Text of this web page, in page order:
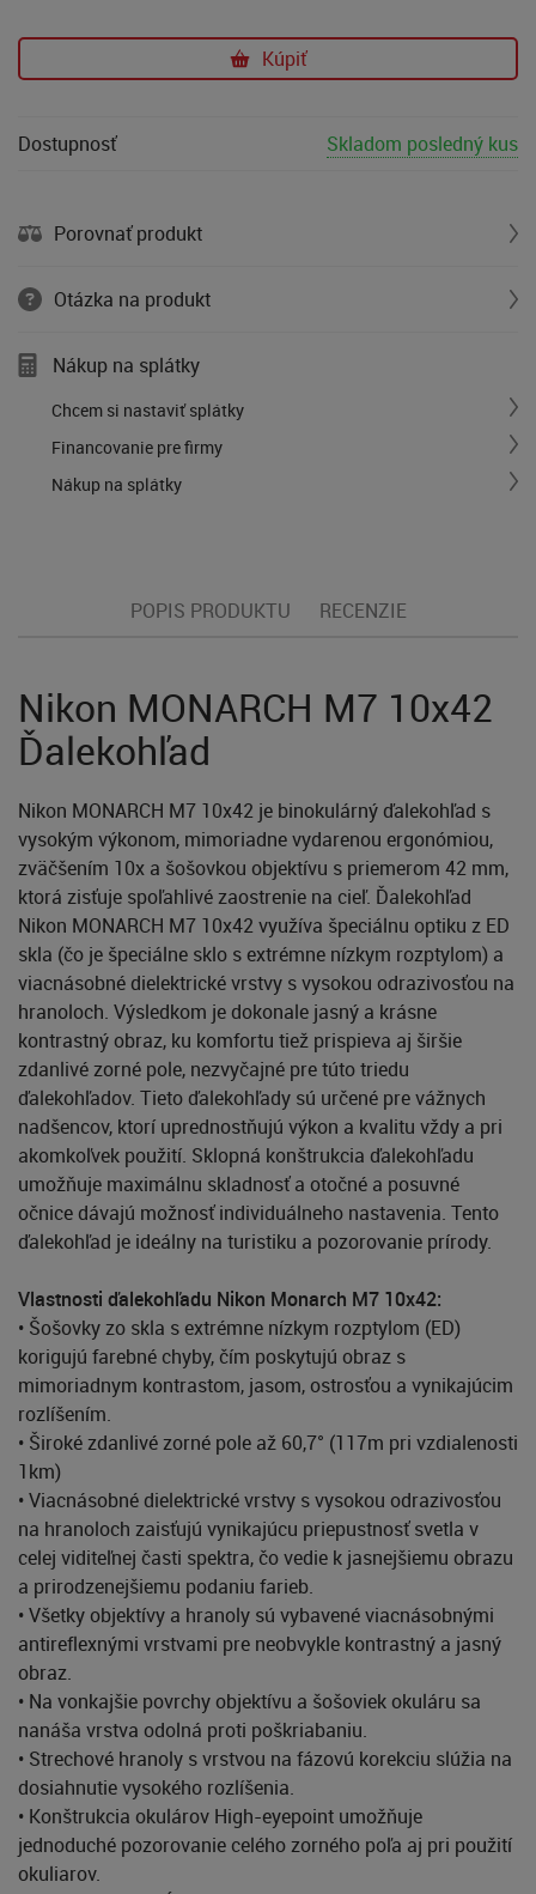
Kúpiť
Dostupnosť Skladom posledný kus
Porovnať produkt
Otázka na produkt
Nákup na splátky
Chcem si nastaviť splátky
Financovanie pre firmy
Nákup na splátky
POPIS PRODUKTU RECENZIE
Nikon MONARCH M7 10x42
Ďalekohľad
Nikon MONARCH M7 10x42 je binokulárný ďalekohľad s
vysokým výkonom, mimoriadne vydarenou ergonómiou,
zväčšením 10x a šošovkou objektívu s priemerom 42 mm,
ktorá zisťuje spoľahlivé zaostrenie na cieľ. Ďalekohľad
Nikon MONARCH M7 10x42 využíva špeciálnu optiku z ED
skla (čo je špeciálne sklo s extrémne nízkym rozptylom) a
viacnásobné dielektrické vrstvy s vysokou odrazivosťou na
hranoloch. Výsledkom je dokonale jasný a krásne
kontrastný obraz, ku komfortu tiež prispieva aj širšie
zdanlivé zorné pole, nezvyčajné pre túto triedu
ďalekohľadov. Tieto ďalekohľady sú určené pre vážnych
nadšencov, ktorí uprednostňujú výkon a kvalitu vždy a pri
akomkoľvek použití. Sklopná konštrukcia ďalekohľadu
umožňuje maximálnu skladnosť a otočné a posuvné
očnice dávajú možnosť individuálneho nastavenia. Tento
ďalekohľad je ideálny na turistiku a pozorovanie prírody.
Vlastnosti ďalekohľadu Nikon Monarch M7 10x42:
• Šošovky zo skla s extrémne nízkym rozptylom (ED)
korigujú farebné chyby, čím poskytujú obraz s
mimoriadnym kontrastom, jasom, ostrosťou a vynikajúcim
rozlíšením.
• Široké zdanlivé zorné pole až 60,7° (117m pri vzdialenosti
1km)
• Viacnásobné dielektrické vrstvy s vysokou odrazivosťou
na hranoloch zaisťujú vynikajúcu priepustnosť svetla v
celej viditeľnej časti spektra, čo vedie k jasnejšiemu obrazu
a prirodzenejšiemu podaniu farieb.
• Všetky objektívy a hranoly sú vybavené viacnásobnými
antireflexnými vrstvami pre neobvykle kontrastný a jasný
obraz.
• Na vonkajšie povrchy objektívu a šošoviek okuláru sa
nanáša vrstva odolná proti poškriabaniu.
• Strechové hranoly s vrstvou na fázovú korekciu slúžia na
dosiahnutie vysokého rozlíšenia.
• Konštrukcia okulárov High-eyepoint umožňuje
jednoduché pozorovanie celého zorného poľa aj pri použití
okuliarov.